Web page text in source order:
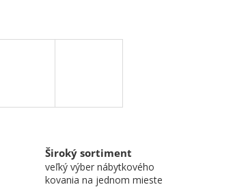
Široký sortiment
veľký výber nábytkového
kovania na jednom mieste